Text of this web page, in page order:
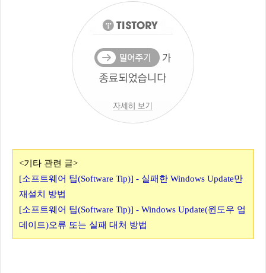
<기타 관련 글>
[소프트웨어 팁(Software Tip)] - 실패한 Windows Update만
재설치 방법
[소프트웨어 팁(Software Tip)] - Windows Update(윈도우 업
데이트)오류 또는 실패 대처 방법